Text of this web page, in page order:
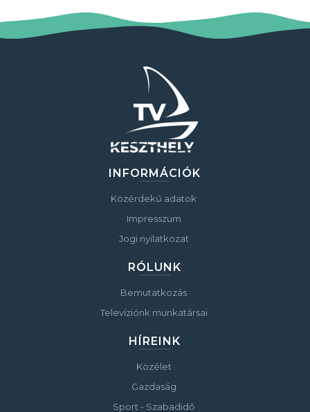
INFORMÁCIÓK
Közérdekű adatok
Impresszum
Jogi nyilatkozat
RÓLUNK
Bemutatkozás
Televíziónk munkatársai
HÍREINK
Közélet
Gazdaság
Sport - Szabadidő